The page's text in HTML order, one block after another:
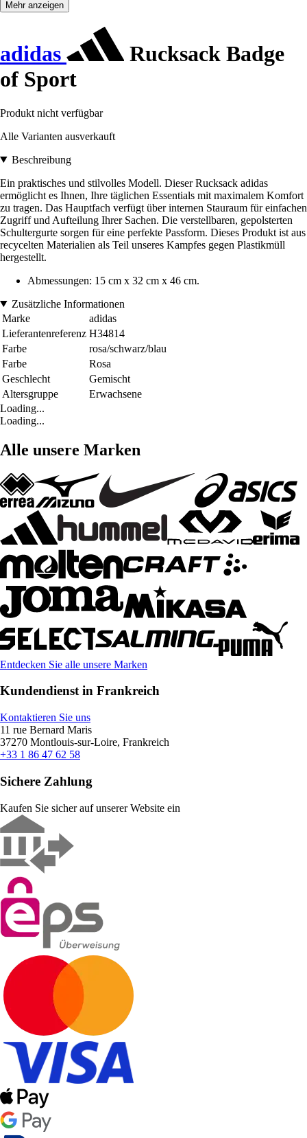
Mehr anzeigen
adidas
Rucksack Badge
of Sport
Produkt nicht verfügbar
Alle Varianten ausverkauft
Beschreibung
Ein praktisches und stilvolles Modell. Dieser Rucksack adidas
ermöglicht es Ihnen, Ihre täglichen Essentials mit maximalem Komfort
zu tragen. Das Hauptfach verfügt über internen Stauraum für einfachen
Zugriff und Aufteilung Ihrer Sachen. Die verstellbaren, gepolsterten
Schultergurte sorgen für eine perfekte Passform. Dieses Produkt ist aus
recycelten Materialien als Teil unseres Kampfes gegen Plastikmüll
hergestellt.
Abmessungen: 15 cm x 32 cm x 46 cm.
Zusätzliche Informationen
Marke
adidas
Lieferantenreferenz H34814
Farbe
rosa/schwarz/blau
Farbe
Rosa
Geschlecht
Gemischt
Altersgruppe
Erwachsene
Loading...
Loading...
Alle unsere Marken
Entdecken Sie alle unsere Marken
Kundendienst in Frankreich
Kontaktieren Sie uns
11 rue Bernard Maris
37270 Montlouis-sur-Loire, Frankreich
+33 1 86 47 62 58
Sichere Zahlung
Kaufen Sie sicher auf unserer Website ein